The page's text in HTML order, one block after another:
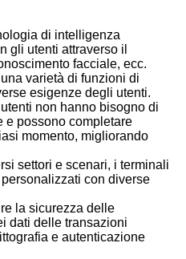
di intelligenza
gli utenti attraverso il
facciale, ecc.
varietà di funzioni di
esigenze degli utenti.
non hanno bisogno di
e possono completare
momento, migliorando
settori e scenari, i terminali
con diverse
la sicurezza delle
dati delle transazioni
e autenticazione